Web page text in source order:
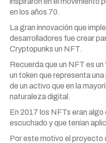
en los años 70.
La gran innovación que
desarrolladores fue crear
Cryptopunks un NFT.
Recuerda que un NFT es un
un token que representa
de un activo que en la
naturaleza digital.
En 2017 los NFTs eran algo
escuchado y que tenían
Por este motivo el proyecto